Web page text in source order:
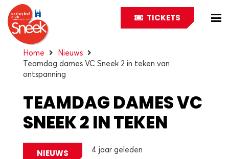
TICKETS
Home
Nieuws
Teamdag dames VC Sneek 2 in teken van
ontspanning
TEAMDAG DAMES VC
SNEEK 2 IN TEKEN
VAN ONTSPANNING
NIEUWS 4 jaar geleden